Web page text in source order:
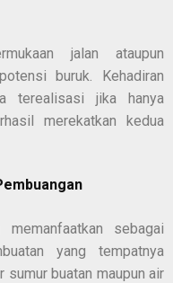
jalan ataupun
buruk. Kehadiran
terealisasi jika hanya
merekatkan kedua
sebagai
yang tempatnya
buatan maupun air